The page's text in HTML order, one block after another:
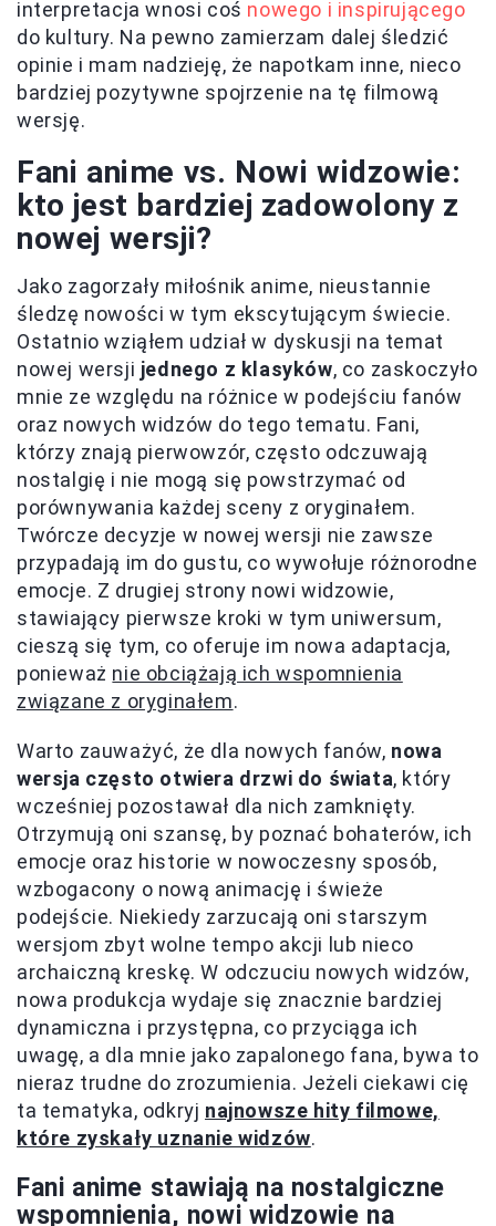
interpretacja wnosi coś nowego i inspirującego
do kultury. Na pewno zamierzam dalej śledzić
opinie i mam nadzieję, że napotkam inne, nieco
bardziej pozytywne spojrzenie na tę filmową
wersję.
Fani anime vs. Nowi widzowie:
kto jest bardziej zadowolony z
nowej wersji?
Jako zagorzały miłośnik anime, nieustannie
śledzę nowości w tym ekscytującym świecie.
Ostatnio wziąłem udział w dyskusji na temat
nowej wersji jednego z klasyków, co zaskoczyło
mnie ze względu na różnice w podejściu fanów
oraz nowych widzów do tego tematu. Fani,
którzy znają pierwowzór, często odczuwają
nostalgię i nie mogą się powstrzymać od
porównywania każdej sceny z oryginałem.
Twórcze decyzje w nowej wersji nie zawsze
przypadają im do gustu, co wywołuje różnorodne
emocje. Z drugiej strony nowi widzowie,
stawiający pierwsze kroki w tym uniwersum,
cieszą się tym, co oferuje im nowa adaptacja,
ponieważ nie obciążają ich wspomnienia
związane z oryginałem.
Warto zauważyć, że dla nowych fanów, nowa
wersja często otwiera drzwi do świata, który
wcześniej pozostawał dla nich zamknięty.
Otrzymują oni szansę, by poznać bohaterów, ich
emocje oraz historie w nowoczesny sposób,
wzbogacony o nową animację i świeże
podejście. Niekiedy zarzucają oni starszym
wersjom zbyt wolne tempo akcji lub nieco
archaiczną kreskę. W odczuciu nowych widzów,
nowa produkcja wydaje się znacznie bardziej
dynamiczna i przystępna, co przyciąga ich
uwagę, a dla mnie jako zapalonego fana, bywa to
nieraz trudne do zrozumienia. Jeżeli ciekawi cię
ta tematyka, odkryj najnowsze hity filmowe,
które zyskały uznanie widzów.
Fani anime stawiają na nostalgiczne
wspomnienia, nowi widzowie na